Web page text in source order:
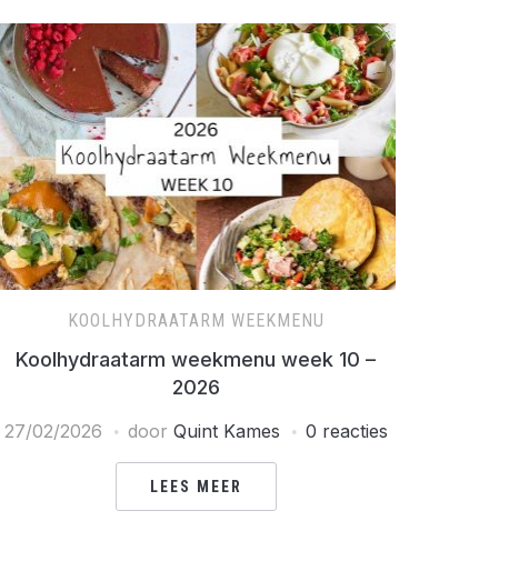
KOOLHYDRAATARM WEEKMENU
Koolhydraatarm weekmenu week 10 –
2026
27/02/2026 door Quint Kames 0 reacties
LEES MEER